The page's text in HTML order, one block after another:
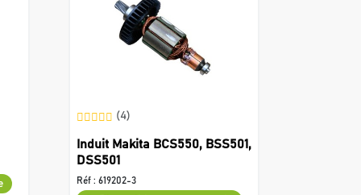
(4)
Induit Makita BCS550, BSS501,
DSS501
Réf : 619202-3